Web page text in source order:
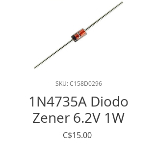
SKU: C158D0296
1N4735A Diodo
Zener 6.2V 1W
C$15.00Precio